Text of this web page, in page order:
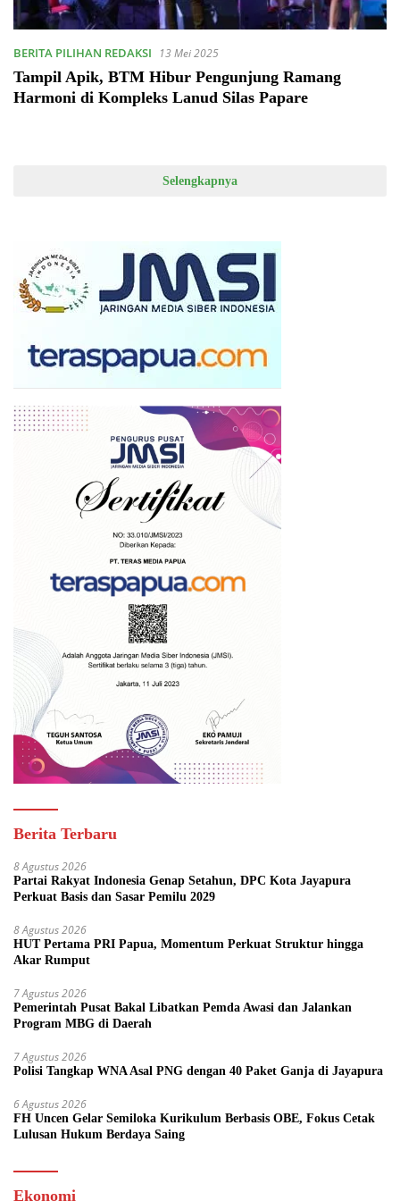
BERITA PILIHAN REDAKSI 13 Mei 2025
Tampil Apik, BTM Hibur Pengunjung Ramang
Harmoni di Kompleks Lanud Silas Papare
Selengkapnya
Berita Terbaru
8 Agustus 2026
Partai Rakyat Indonesia Genap Setahun, DPC Kota Jayapura
Perkuat Basis dan Sasar Pemilu 2029
8 Agustus 2026
HUT Pertama PRI Papua, Momentum Perkuat Struktur hingga
Akar Rumput
7 Agustus 2026
Pemerintah Pusat Bakal Libatkan Pemda Awasi dan Jalankan
Program MBG di Daerah
7 Agustus 2026
Polisi Tangkap WNA Asal PNG dengan 40 Paket Ganja di Jayapura
6 Agustus 2026
FH Uncen Gelar Semiloka Kurikulum Berbasis OBE, Fokus Cetak
Lulusan Hukum Berdaya Saing
Ekonomi